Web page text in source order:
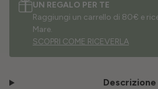
UN REGALO PER TE
Raggiungi un carrello di 80€ e
Mare.
SCOPRI COME RICEVERLA
Descrizione